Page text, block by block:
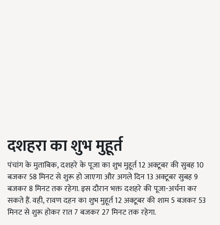
दशहरा का शुभ मुहूर्त
पंचांग के मुताबिक, दशहरे के पूजा का शुभ मुहूर्त 12 अक्टूबर की सुबह 10
बजकर 58 मिनट से शुरू हो जाएगा और अगले दिन 13 अक्टूबर सुबह 9
बजकर 8 मिनट तक रहेगा. इस दौरान भक्त दशहरे की पूजा-अर्चना कर
सकते हैं. वही, रावण दहन का शुभ मुहूर्त 12 अक्टूबर की शाम 5 बजकर 53
मिनट से शुरू होकर रात 7 बजकर 27 मिनट तक रहेगा.